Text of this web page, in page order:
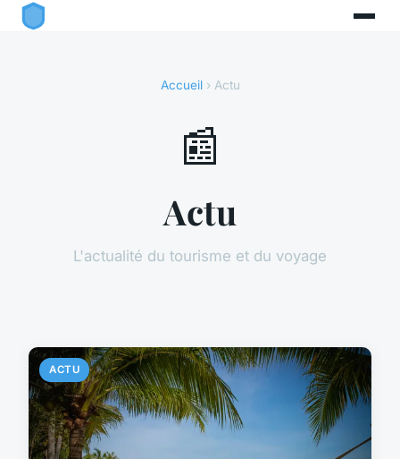
Accueil› Actu
📰
Actu
L'actualité du tourisme et du voyage
ACTU